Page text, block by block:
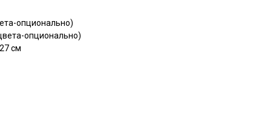
опционально)
опционально)
см